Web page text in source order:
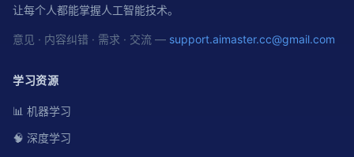
让每个人都能掌握人工智能技术。
意见 · 内容纠错 · 需求 · 交流 — support.aimaster.cc@gmail.com
学习资源
📊 机器学习
🧠 深度学习